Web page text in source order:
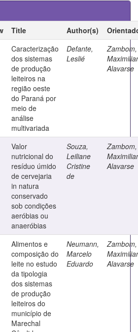
Title Author(s)
Caracterização
dos sistemas
de produção
leiteiros na
região oeste
do Paraná por
meio de
análise
multivariada
Defante,
Leslié
Zambom,
Alavarse
Valor
nutricional do
resíduo úmido
de cervejaria
in natura
conservado
sob condições
aeróbias ou
anaeróbias
Souza,
Leiliane
Cristine
de
Zambom,
Alavarse
Alimentos e
composição do
leite no estudo
da tipologia
dos sistemas
de produção
leiteiros do
município de
Marechal
Neumann,
Marcelo
Eduardo
Zambom,
Alavarse